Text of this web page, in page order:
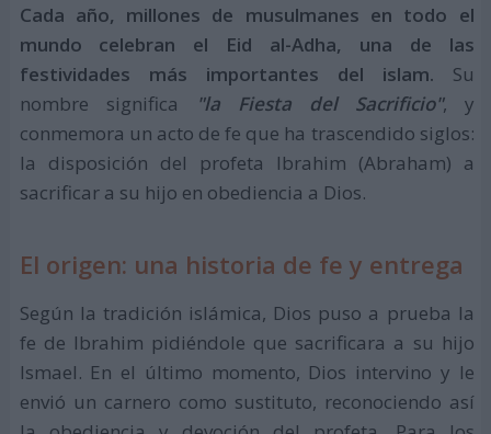
Cada año, millones de musulmanes en todo el
mundo celebran el Eid al-Adha, una de las
festividades más importantes del islam. Su
nombre significa
"la Fiesta del Sacrificio", y
conmemora un acto de fe que ha trascendido siglos:
la disposición del profeta Ibrahim (Abraham) a
sacrificar a su hijo en obediencia a Dios.
El origen: una historia de fe y entrega
Según la tradición islámica, Dios puso a prueba la
fe de Ibrahim pidiéndole que sacrificara a su hijo
Ismael. En el último momento, Dios intervino y le
envió un carnero como sustituto, reconociendo así